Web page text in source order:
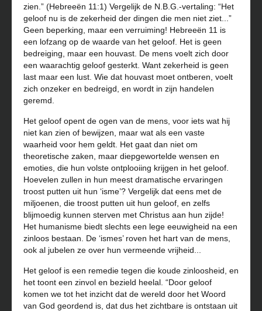
zien.” (Hebreeën 11:1) Vergelijk de N.B.G.-vertaling: “Het
geloof nu is de zekerheid der dingen die men niet ziet...”
Geen beperking, maar een verruiming! Hebreeën 11 is
een lofzang op de waarde van het geloof. Het is geen
bedreiging, maar een houvast. De mens voelt zich door
een waarachtig geloof gesterkt. Want zekerheid is geen
last maar een lust. Wie dat houvast moet ontberen, voelt
zich onzeker en bedreigd, en wordt in zijn handelen
geremd.
Het geloof opent de ogen van de mens, voor iets wat hij
niet kan zien of bewijzen, maar wat als een vaste
waarheid voor hem geldt. Het gaat dan niet om
theoretische zaken, maar diepgewortelde wensen en
emoties, die hun volste ontplooiing krijgen in het geloof.
Hoevelen zullen in hun meest dramatische ervaringen
troost putten uit hun ‘isme’? Vergelijk dat eens met de
miljoenen, die troost putten uit hun geloof, en zelfs
blijmoedig kunnen sterven met Christus aan hun zijde!
Het humanisme biedt slechts een lege eeuwigheid na een
zinloos bestaan. De ‘ismes’ roven het hart van de mens,
ook al jubelen ze over hun vermeende vrijheid...
Het geloof is een remedie tegen die koude zinloosheid, en
het toont een zinvol en bezield heelal. “Door geloof
komen we tot het inzicht dat de wereld door het Woord
van God geordend is, dat dus het zichtbare is ontstaan uit